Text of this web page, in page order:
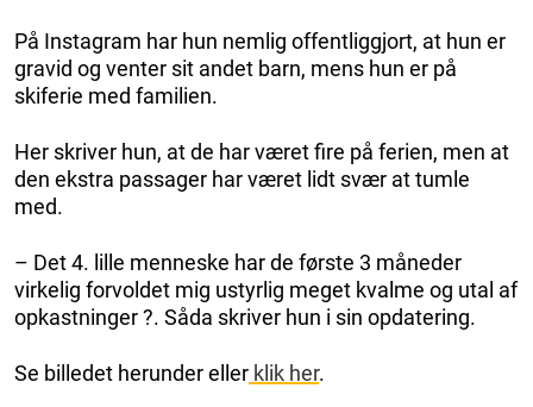
På Instagram har hun nemlig offentliggjort, at hun er
gravid og venter sit andet barn, mens hun er på
skiferie med familien.
Her skriver hun, at de har været fire på ferien, men at
den ekstra passager har været lidt svær at tumle
med.
– Det 4. lille menneske har de første 3 måneder
virkelig forvoldet mig ustyrlig meget kvalme og utal af
opkastninger ?. Såda skriver hun i sin opdatering.
Se billedet herunder eller klik her.